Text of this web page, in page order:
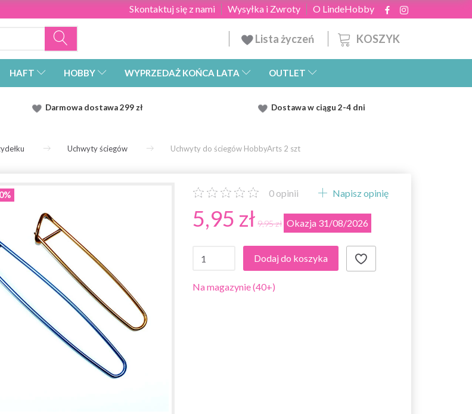
O LindeHobby
Wysyłka i Zwroty
Skontaktuj się z nami
KOSZYK
Lista życzeń
HAFT HOBBY WYPRZEDAŻ KOŃCA LATA OUTLET
Darmowa dostawa299 zł Dostawaw ciągu 2-4 dni
Uchwyty ściegów Uchwyty do ściegów HobbyArts 2 szt
0 opinii Napisz opinię
5,95 zł 9,95 zł Okazja 31/08/2026
Dodaj do koszyka
Na magazynie (40+)